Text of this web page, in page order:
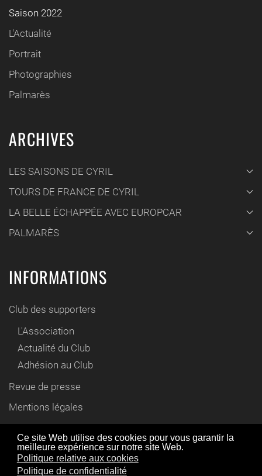
Ce site Web utilise des cookies pour vous garantir la
meilleure expérience sur notre site Web.
Politique relative aux cookies
Politique de confidentialité
Saison 2022
L'Actualité
Portrait
Photographies
Palmarès
ARCHIVES
LES SAISONS DE CYRIL
TOURS DE FRANCE DE CYRIL
LA BELLE ÉCHAPPÉE AVEC EUROPCAR
PALMARÈS
INFORMATIONS
Club des supporters
L'Association
Actualité du Club
Adhésion au Club
Revue de presse
Mentions légales
Contact
© www.cyril-gautier.fr 2012 / 2021
En utilisant ce site Web, vous acceptez l'utilisation de
cookies comme décrit dans notre politique de